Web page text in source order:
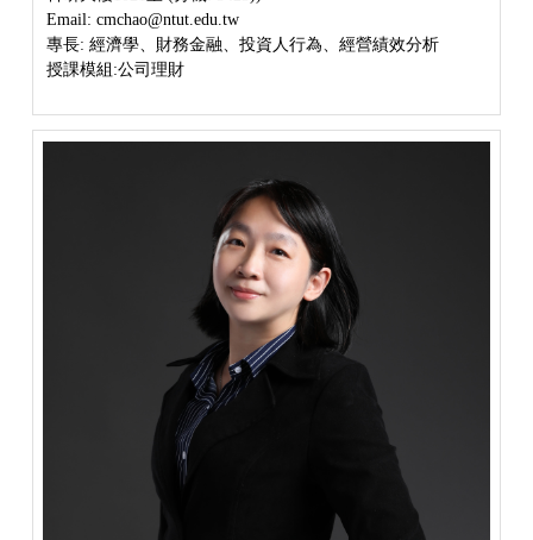
Email: cmchao@ntut.edu.tw
專長: 經濟學、財務金融、投資人行為、經營績效分析
授課模組:公司理財